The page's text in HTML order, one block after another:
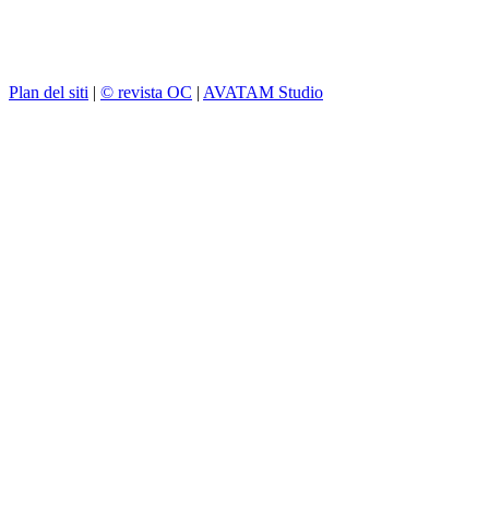
Plan del siti | © revista OC | AVATAM Studio